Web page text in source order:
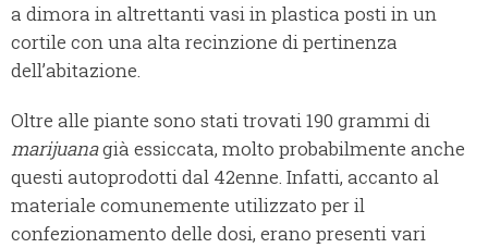
a dimora in altrettanti vasi in plastica posti in un
cortile con una alta recinzione di pertinenza
dell’abitazione.
Oltre alle piante sono stati trovati 190 grammi di
marijuanagià essiccata, molto probabilmente anche
questi autoprodotti dal 42enne. Infatti, accanto al
materiale comunemente utilizzato per il
confezionamento delle dosi, erano presenti vari